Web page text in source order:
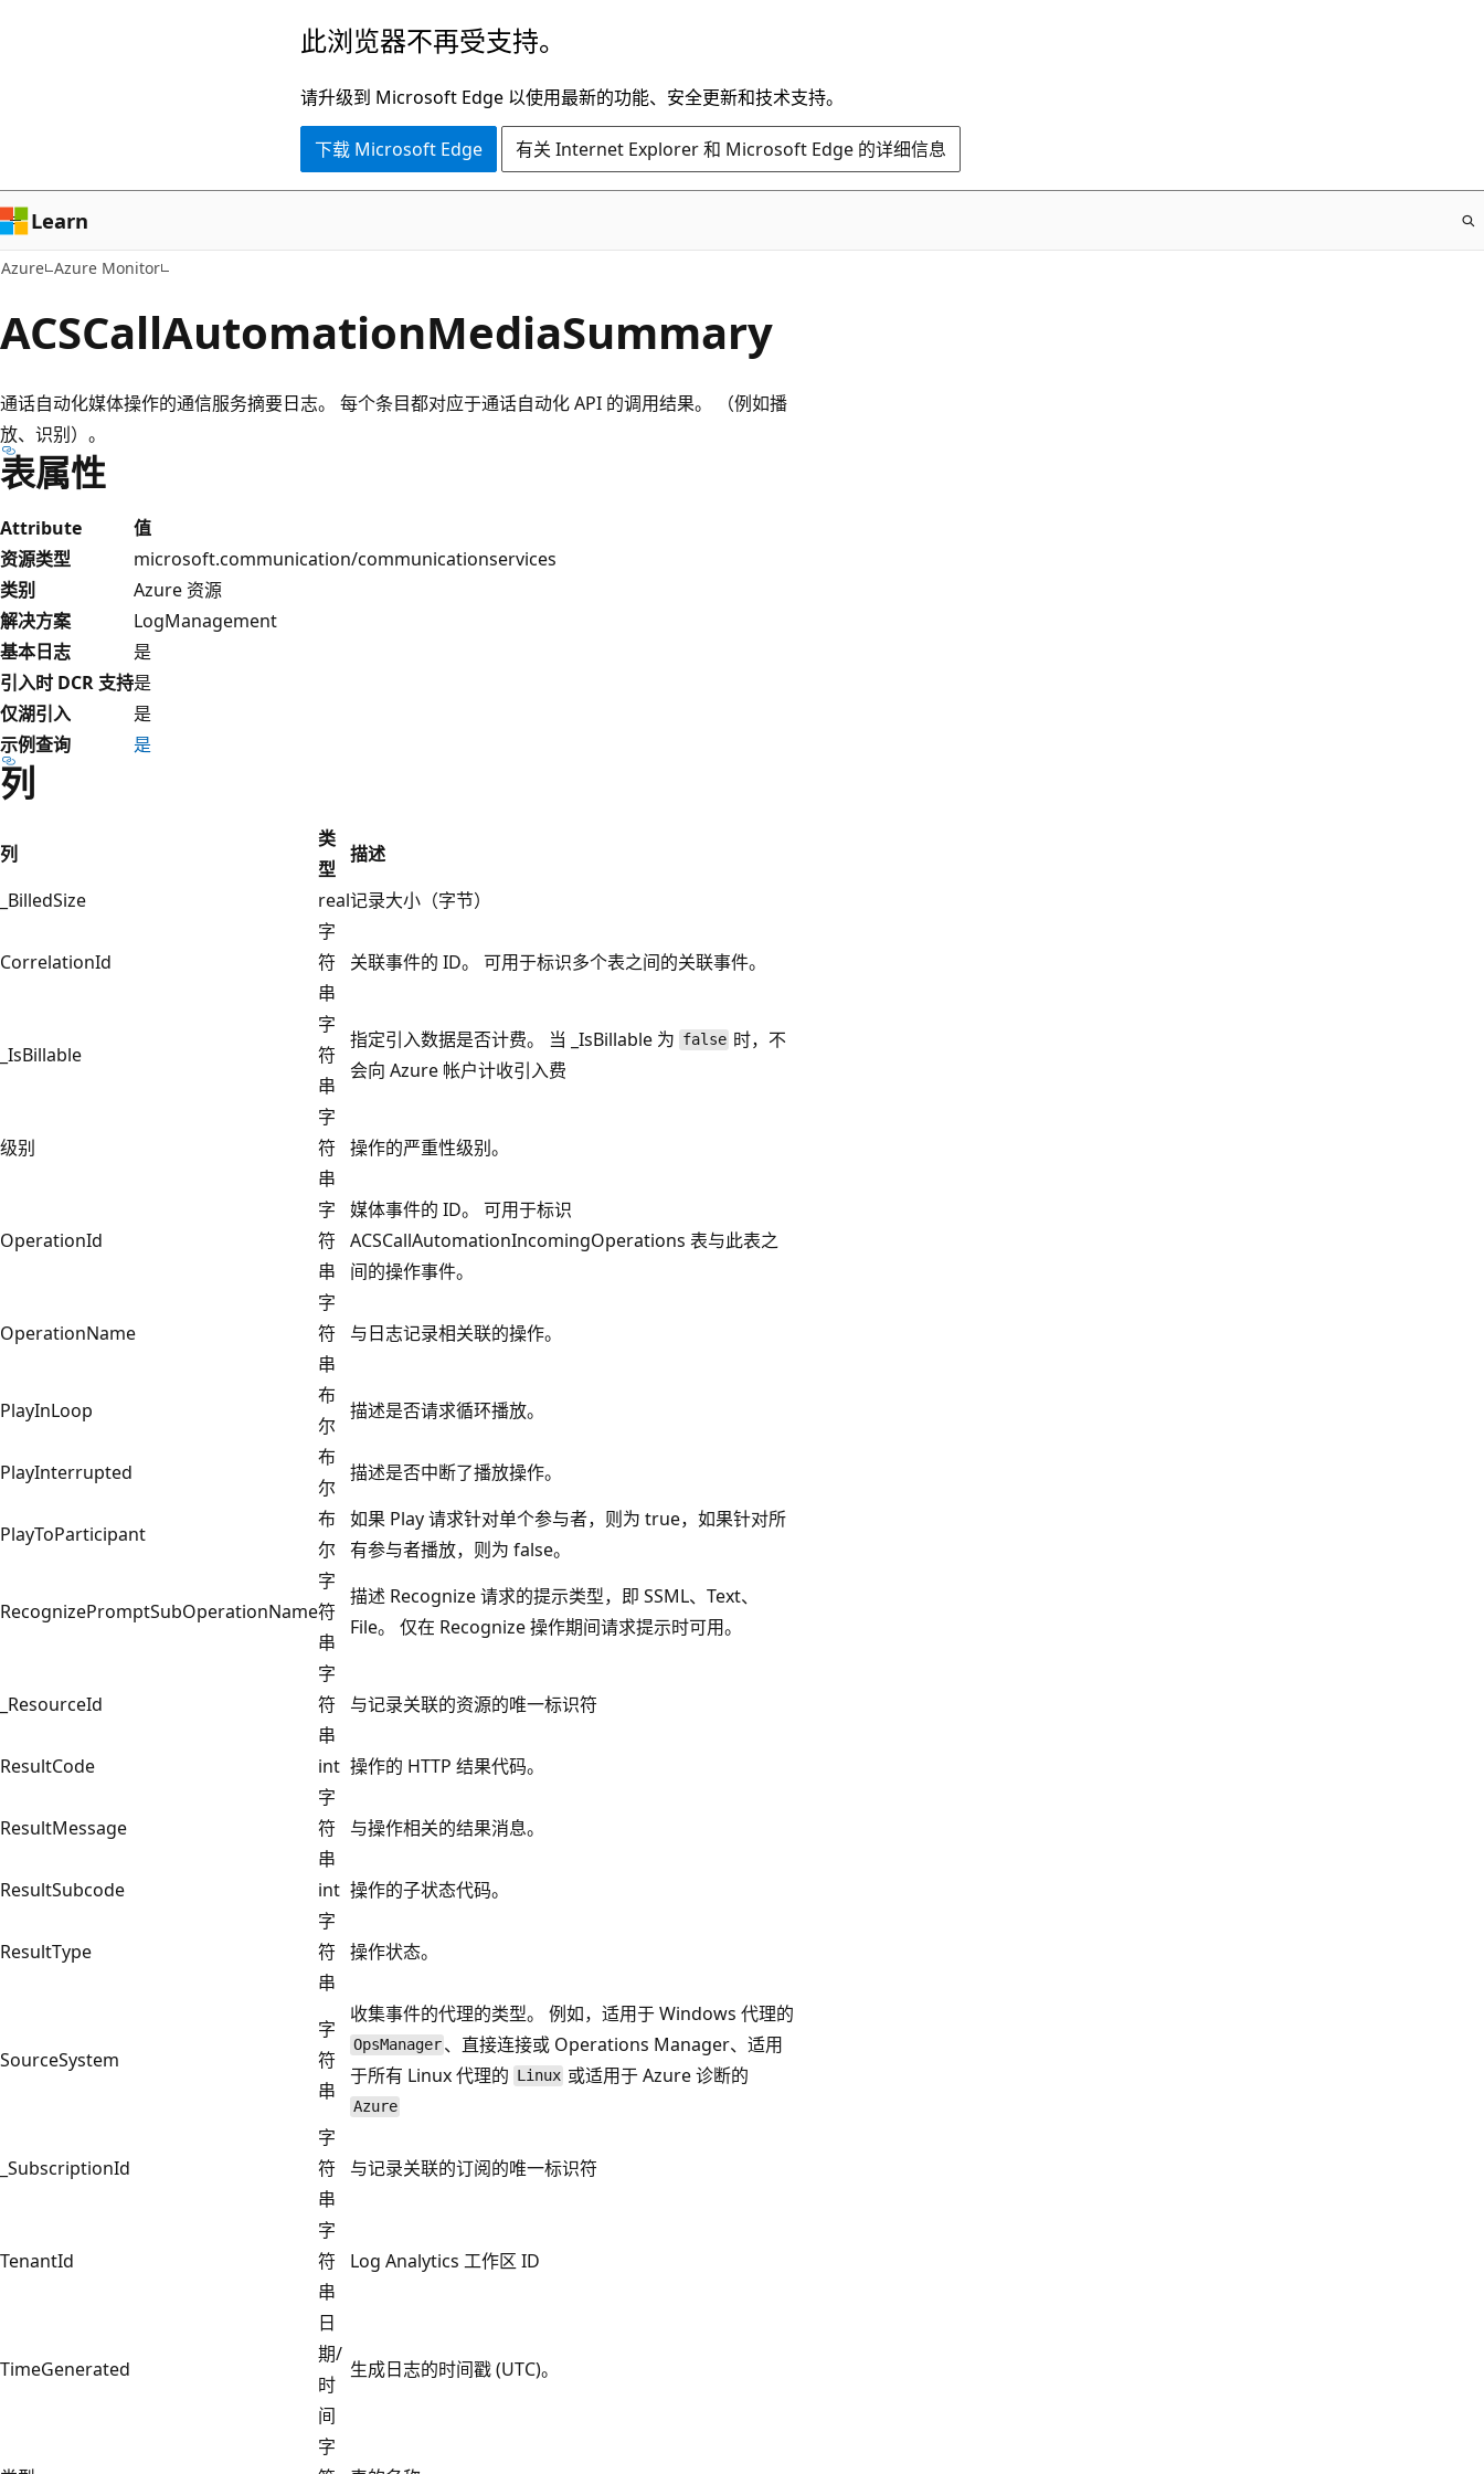
容
此浏览器不再受支持。
请升级到 Microsoft Edge 以使用最新的功能、安全更新和技术支持。
下载 Microsoft Edge 有关 Internet Explorer 和 Microsoft Edge 的详细信息
Learn
Azure Azure Monitor
ACSCallAutomationMediaSummary
通话自动化媒体操作的通信服务摘要日志。 每个条目都对应于通话自动化 API 的调用结果。 （例如播
放、识别）。
表属性
Attribute
值
资源类型
microsoft.communication/communicationservices
类别
Azure 资源
解决方案
LogManagement
基本日志
是
引入时 DCR 支持是
仅湖引入
是
示例查询
是
列
列
类
型
描述
_BilledSize
real记录大小（字节）
CorrelationId
字
符
串
关联事件的 ID。 可用于标识多个表之间的关联事件。
_IsBillable
字
符
串
指定引入数据是否计费。 当 _IsBillable 为 false 时，不
会向 Azure 帐户计收引入费
级别
字
符
串
操作的严重性级别。
OperationId
字
符
串
媒体事件的 ID。 可用于标识
ACSCallAutomationIncomingOperations 表与此表之
间的操作事件。
OperationName
字
符
串
与日志记录相关联的操作。
PlayInLoop
布
尔
描述是否请求循环播放。
PlayInterrupted
布
尔
描述是否中断了播放操作。
PlayToParticipant
布
尔
如果 Play 请求针对单个参与者，则为 true，如果针对所
有参与者播放，则为 false。
RecognizePromptSubOperationName
字
符
串
描述 Recognize 请求的提示类型，即 SSML、Text、
File。 仅在 Recognize 操作期间请求提示时可用。
_ResourceId
字
符
串
与记录关联的资源的唯一标识符
ResultCode int 操作的 HTTP 结果代码。
ResultMessage
字
符
串
与操作相关的结果消息。
ResultSubcode int 操作的子状态代码。
ResultType
字
符
串
操作状态。
SourceSystem
字
符
串
收集事件的代理的类型。 例如，适用于 Windows 代理的
OpsManager 、直接连接或 Operations Manager、适用
于所有 Linux 代理的 Linux 或适用于 Azure 诊断的
Azure
_SubscriptionId
字
符
串
与记录关联的订阅的唯一标识符
TenantId
字
符
串
Log Analytics 工作区 ID
TimeGenerated
日
期/
时
间
生成日志的时间戳 (UTC)。
字